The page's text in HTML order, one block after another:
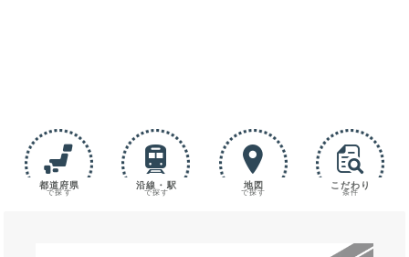
都道府県
で探す
沿線・駅
で探す
地図
で探す
こだわり
条件